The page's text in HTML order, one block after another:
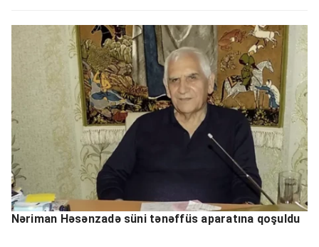
Nəriman Həsənzadə süni tənəffüs aparatına qoşuldu